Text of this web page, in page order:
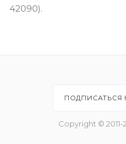
42090).
ПОДПИСАТЬСЯ
Copyright ©